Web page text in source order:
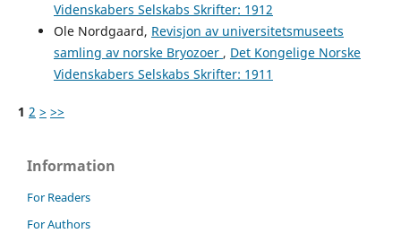
Videnskabers Selskabs Skrifter: 1912
Ole Nordgaard, Revisjon av universitetsmuseets
samling av norske Bryozoer , Det Kongelige Norske
Videnskabers Selskabs Skrifter: 1911
1 2 > >>
Information
For Readers
For Authors